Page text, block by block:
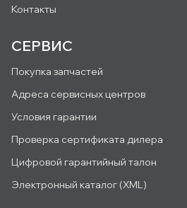
Контакты
СЕРВИС
Покупка запчастей
Адреса сервисных центров
Условия гарантии
Проверка сертификата дилера
Цифровой гарантийный талон
Электронный каталог (XML)